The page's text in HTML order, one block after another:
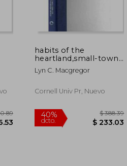
habits of the
heartland,small-town
life in modern america
Lyn C. Macgregor
Cornell Univ Pr, Nuevo